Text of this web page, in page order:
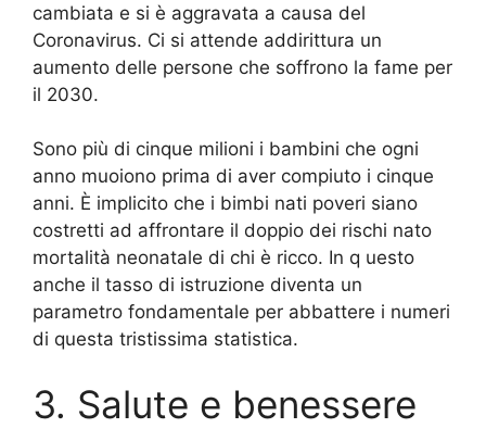
cambiata e si è aggravata a causa del
Coronavirus. Ci si attende addirittura un
aumento delle persone che soffrono la fame per
il 2030.
Sono più di cinque milioni i bambini che ogni
anno muoiono prima di aver compiuto i cinque
anni. È implicito che i bimbi nati poveri siano
costretti ad affrontare il doppio dei rischi nato
mortalità neonatale di chi è ricco. In q uesto
anche il tasso di istruzione diventa un
parametro fondamentale per abbattere i numeri
di questa tristissima statistica.
3. Salute e benessere